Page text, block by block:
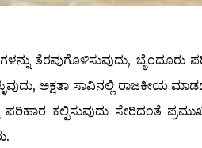
ತೆರವುಗೊಳಿಸುವುದು, ಬೈಂದೂರು
ಅಕ್ಷತಾ ಸಾವಿನಲ್ಲಿ ರಾಜಕೀಯ
ಪರಿಹಾರ ಕಲ್ಪಿಸುವುದು ಸೇರಿದಂತೆ